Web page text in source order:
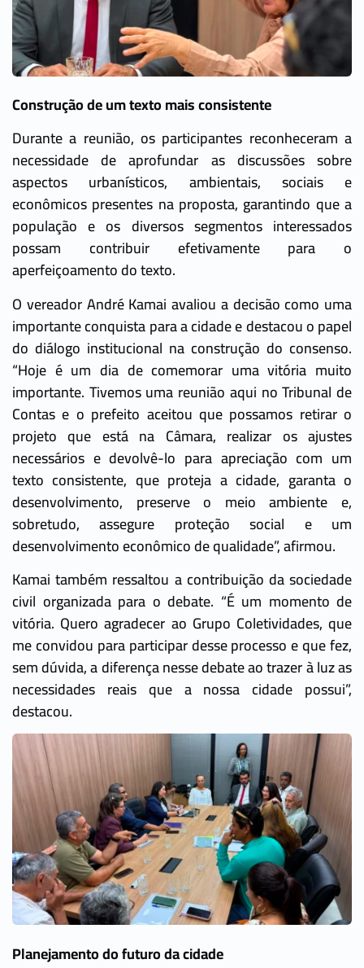
Construção de um texto mais consistente
Durante a reunião, os participantes reconheceram a
necessidade de aprofundar as discussões sobre
aspectos urbanísticos, ambientais, sociais e
econômicos presentes na proposta, garantindo que a
população e os diversos segmentos interessados
possam contribuir efetivamente para o
aperfeiçoamento do texto.
O vereador André Kamai avaliou a decisão como uma
importante conquista para a cidade e destacou o papel
do diálogo institucional na construção do consenso.
“Hoje é um dia de comemorar uma vitória muito
importante. Tivemos uma reunião aqui no Tribunal de
Contas e o prefeito aceitou que possamos retirar o
projeto que está na Câmara, realizar os ajustes
necessários e devolvê-lo para apreciação com um
texto consistente, que proteja a cidade, garanta o
desenvolvimento, preserve o meio ambiente e,
sobretudo, assegure proteção social e um
desenvolvimento econômico de qualidade”, afirmou.
Kamai também ressaltou a contribuição da sociedade
civil organizada para o debate. “É um momento de
vitória. Quero agradecer ao Grupo Coletividades, que
me convidou para participar desse processo e que fez,
sem dúvida, a diferença nesse debate ao trazer à luz as
necessidades reais que a nossa cidade possui”,
destacou.
Planejamento do futuro da cidade